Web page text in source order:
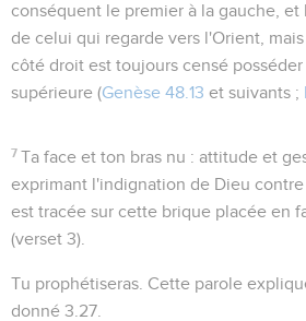
conséquent le premier à la gauche, et
de celui qui regarde vers l'Orient,
côté droit est toujours censé
supérieure (Genèse 48.13 et suivants ;
7 Ta face et ton bras nu : attitude et
exprimant l'indignation de Dieu
est tracée sur cette brique placée en
(verset 3).
Tu prophétiseras . Cette parole
donné 3.27